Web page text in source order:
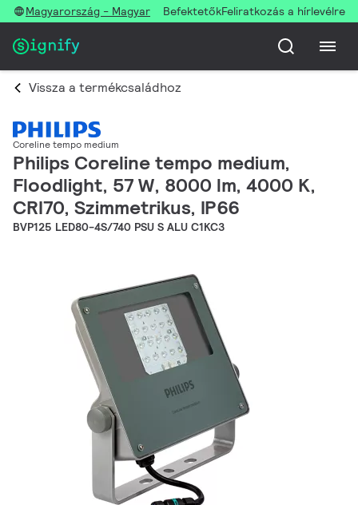
Magyarország - Magyar BefektetőkFeliratkozás a hírlevélre
Vissza a termékcsaládhoz
Coreline tempo medium
Philips Coreline tempo medium,
Floodlight, 57 W, 8000 lm, 4000 K,
CRI70, Szimmetrikus, IP66
BVP125 LED80-4S/740 PSU S ALU C1KC3